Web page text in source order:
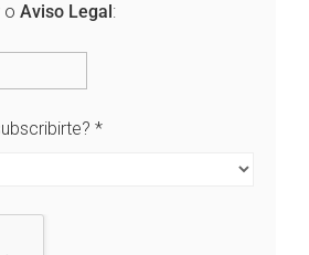
o Aviso Legal :
*